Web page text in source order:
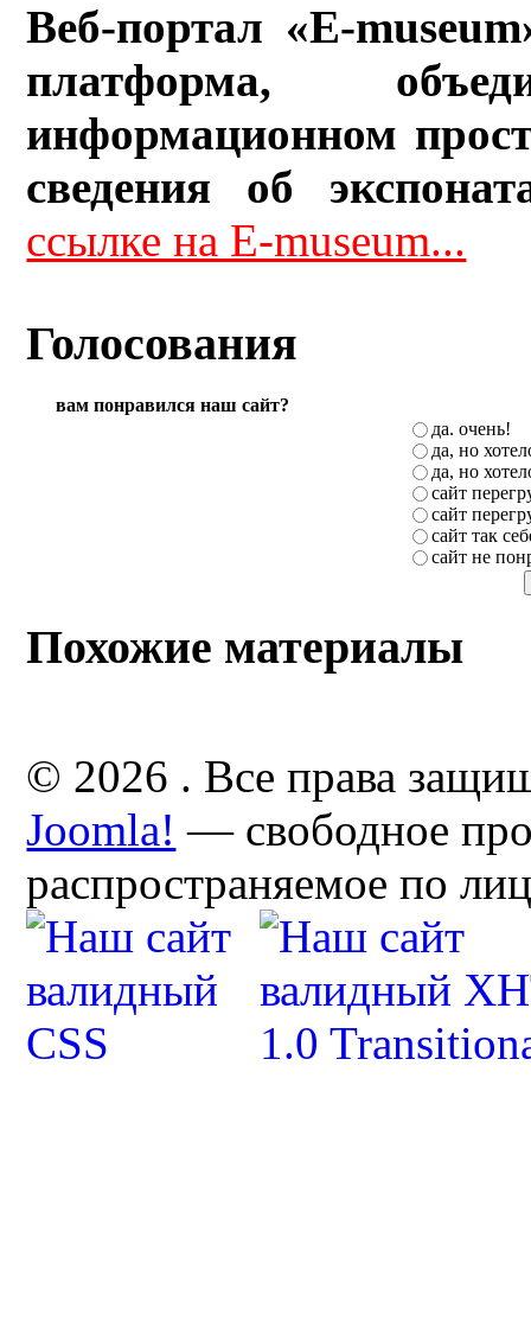
Веб-портал «E-
платформа,
информационном
сведения об
ссылке на E-museum...
Голосования
вам понравился наш сайт?
да. очень!
да, но
да, но
сайт
сайт
сайт так
сайт не
Похожие материалы
© 2026 . Все права
Joomla! — свободное
распространяемое по